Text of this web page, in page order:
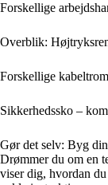
Forskellige
Overblik:
Forskellige
Sikkerhedssko –
Gør det selv: Byg din
Drømmer du om en
viser dig, hvordan